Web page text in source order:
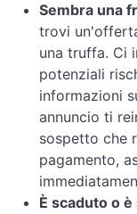
Sembra una
trovi
una truffa. Ci
potenziali
informazioni
annuncio ti
sospetto che
pagamento,
È scaduto o